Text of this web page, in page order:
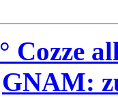
° Cozze
GNAM: